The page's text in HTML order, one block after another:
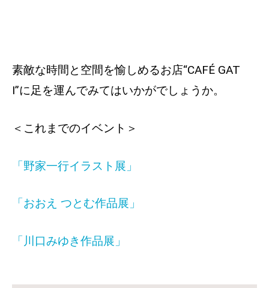
素敵な時間と空間を愉しめるお店“CAFÉ GAT
I”に足を運んでみてはいかがでしょうか。
＜これまでのイベント＞
「野家一行イラスト展」
「おおえ つとむ作品展」
「川口みゆき作品展」